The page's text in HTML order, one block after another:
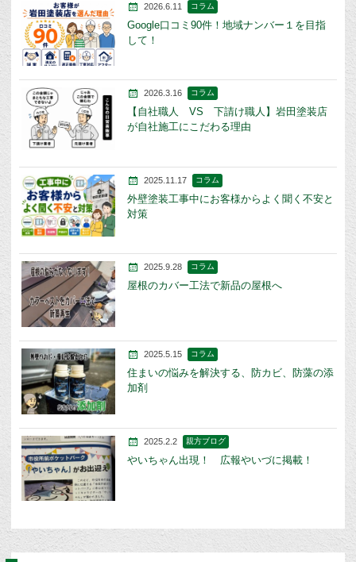
2026.6.11 コラム
Google口コミ90件！地域ナンバー１を目指
して！
2026.3.16 コラム
【自社職人 VS 下請け職人】岩田塗装店
が自社施工にこだわる理由
2025.11.17 コラム
外壁塗装工事中にお客様からよく聞く不安と
対策
2025.9.28 コラム
屋根のカバー工法で新品の屋根へ
2025.5.15 コラム
住まいの悩みを解決する、防カビ、防藻の添
加剤
2025.2.2 親方ブログ
やいちゃん出現！ 広報やいづに掲載！